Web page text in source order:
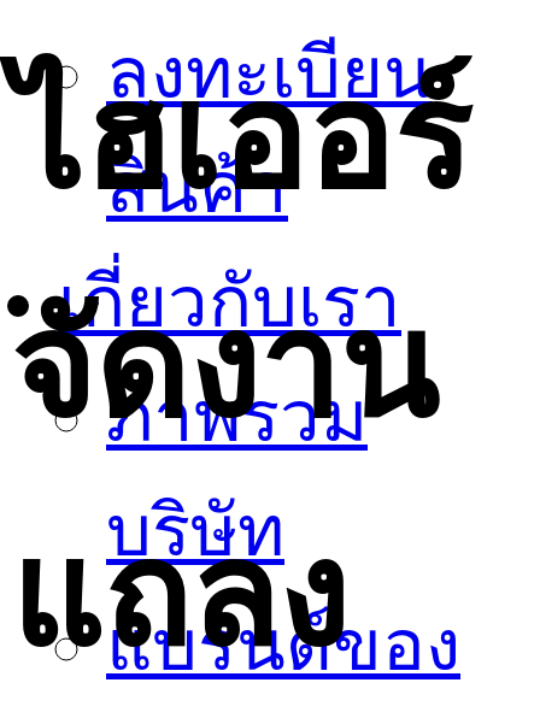
ลงทะเบียน
สินค้า
เกี่ยวกับเรา
ภาพรวม
บริษัท
แบรนด์ของ
ไฮเออร์
จัดงาน
แถลง